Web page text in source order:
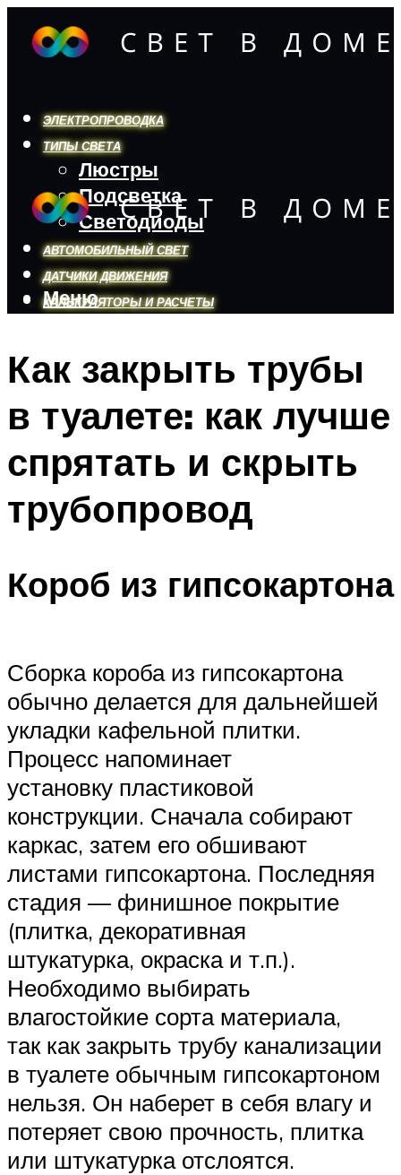
ЭЛЕКТРОПРОВОДКА
ТИПЫ СВЕТА
Люстры
Подсветка
Светодиоды
АВТОМОБИЛЬНЫЙ СВЕТ
ДАТЧИКИ ДВИЖЕНИЯ
КАЛЬКУЛЯТОРЫ И РАСЧЕТЫ
Меню
Меню
Как закрыть трубы
в туалете: как лучше
спрятать и скрыть
трубопровод
Короб из гипсокартона
Сборка короба из гипсокартона
обычно делается для дальнейшей
укладки кафельной плитки.
Процесс напоминает
установку пластиковой
конструкции. Сначала собирают
каркас, затем его обшивают
листами гипсокартона. Последняя
стадия — финишное покрытие
(плитка, декоративная
штукатурка, окраска и т.п.).
Необходимо выбирать
влагостойкие сорта материала,
так как закрыть трубу канализации
в туалете обычным гипсокартоном
нельзя. Он наберет в себя влагу и
потеряет свою прочность, плитка
или штукатурка отслоятся.